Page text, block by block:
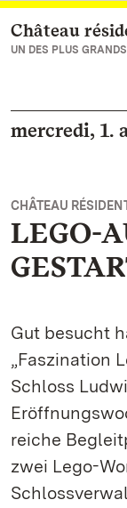
Vers la page
Château
UN DES PLUS
mercredi, 1.
CHÂTEAU
LEGO-
Gut besucht
„Faszination
Schloss
reiche
zwei Lego-